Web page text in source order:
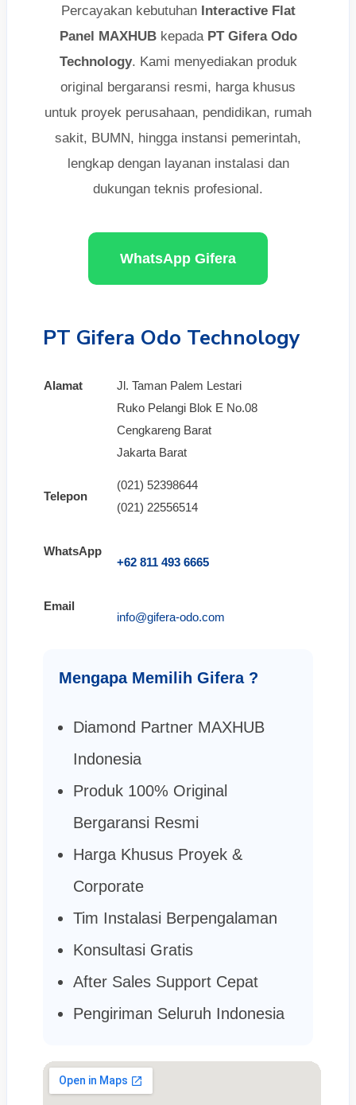
Percayakan kebutuhan Interactive Flat
Panel MAXHUBkepada PT Gifera Odo
Technology. Kami menyediakan produk
original bergaransi resmi, harga khusus
untuk proyek perusahaan, pendidikan, rumah
sakit, BUMN, hingga instansi pemerintah,
lengkap dengan layanan instalasi dan
dukungan teknis profesional.
WhatsApp Gifera
PT Gifera Odo Technology
Alamat
Jl. Taman Palem Lestari
Ruko Pelangi Blok E No.08
Cengkareng Barat
Jakarta Barat
Telepon
(021) 52398644
(021) 22556514
WhatsApp
+62 811 493 6665
Email
info@gifera-odo.com
Mengapa Memilih Gifera ?
Diamond Partner MAXHUB
Indonesia
Produk 100% Original
Bergaransi Resmi
Harga Khusus Proyek &
Corporate
Tim Instalasi Berpengalaman
Konsultasi Gratis
After Sales Support Cepat
Pengiriman Seluruh Indonesia